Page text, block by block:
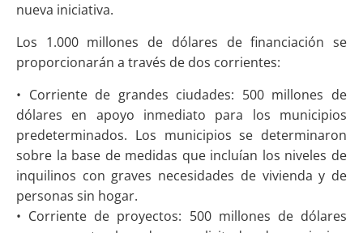
nueva iniciativa.
Los 1.000 millones de dólares de financiación se
proporcionarán a través de dos corrientes:
• Corriente de grandes ciudades: 500 millones de
dólares en apoyo inmediato para los municipios
predeterminados. Los municipios se determinaron
sobre la base de medidas que incluían los niveles de
inquilinos con graves necesidades de vivienda y de
personas sin hogar.
• Corriente de proyectos: 500 millones de dólares